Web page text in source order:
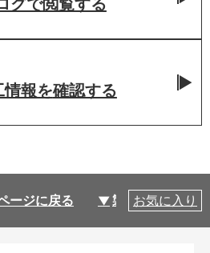
情報を確認する
ージに戻る 製品仕様
お気に入り